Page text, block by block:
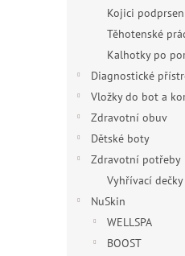
Kojici
Těhotenské
Kalhotky po
Diagnostické
Vložky do bot a
Zdravotní obuv
Dětské boty
Zdravotní potřeby
Vyhřívací dečky
NuSkin
WELLSPA
BOOST